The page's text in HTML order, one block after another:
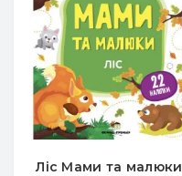
Ліс Мами та малюки